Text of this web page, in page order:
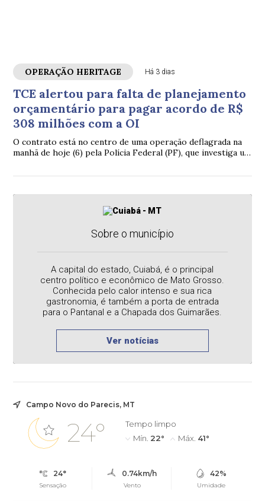
OPERAÇÃO HERITAGE Há 3 dias
TCE alertou para falta de planejamento
orçamentário para pagar acordo de R$
308 milhões com a OI
O contrato está no centro de uma operação deflagrada na
manhã de hoje (6) pela Polícia Federal (PF), que investiga um
cofres públicos do Estado.
Sobre o município
A capital do estado, Cuiabá, é o principal
centro político e econômico de Mato Grosso.
Conhecida pelo calor intenso e sua rica
gastronomia, é também a porta de entrada
para o Pantanal e a Chapada dos Guimarães.
Ver notícias
Campo Novo do Parecis, MT
24°
Tempo limpo
Mín. 22° Máx. 41°
24°
Sensação
0.74km/h
Vento
42%
Umidade